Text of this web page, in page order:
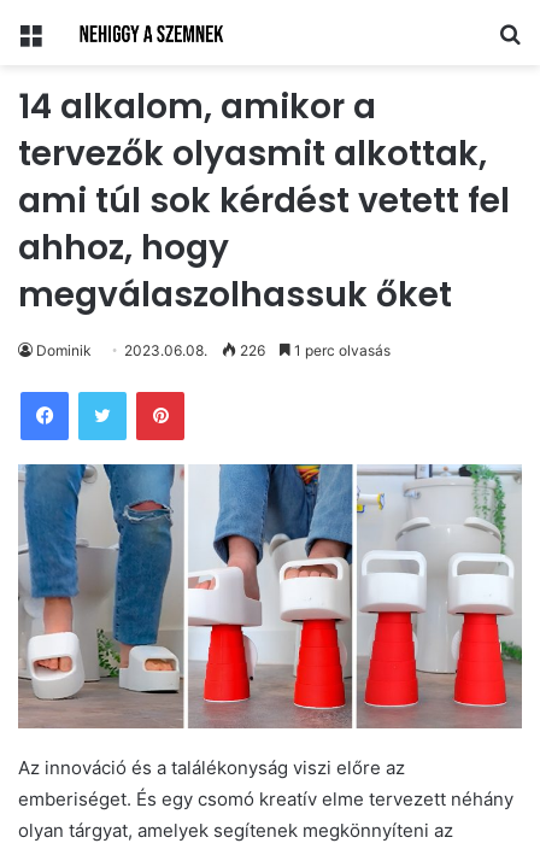
Menü
14 alkalom, amikor a
tervezők olyasmit alkottak,
ami túl sok kérdést vetett fel
ahhoz, hogy
megválaszolhassuk őket
Dominik 2023.06.08. 226 1 perc olvasás
Pinterest
Az innováció és a találékonyság viszi előre az
emberiséget. És egy csomó kreatív elme tervezett néhány
olyan tárgyat, amelyek segítenek megkönnyíteni az